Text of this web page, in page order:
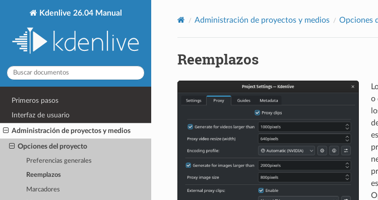
Kdenlive 26.04 Manual
Primeros pasos
Interfaz de usuario
Administración de proyectos y medios
Opciones del proyecto
Preferencias generales
Reemplazos
Marcadores
Administración de proyectos y medios Opciones
Reemplazos
o